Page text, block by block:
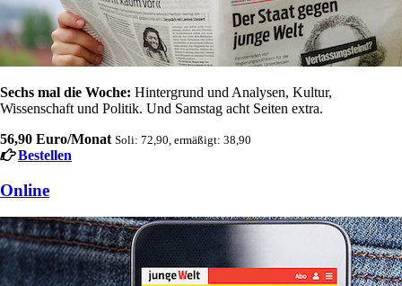
Sechs mal die Woche: Hintergrund und Analysen, Kultur,
Wissenschaft und Politik. Und Samstag acht Seiten extra.
56,90 Euro/Monat Soli: 72,90, ermäßigt: 38,90
Bestellen
Online